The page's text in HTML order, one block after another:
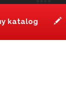
katalog